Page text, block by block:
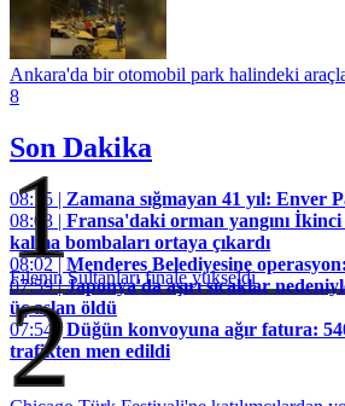
Ankara'da bir otomobil park halindeki
8
Son Dakika
08:15 | Zamana sığmayan 41 yıl: Enver
08:03 | Fransa'daki orman yangını İkinci
kalma bombaları ortaya çıkardı
08:02 |Menderes Belediyesine
07:59 |Japonya'da aşırı sıcaklar
üç aslan öldü
07:54 |Düğün konvoyuna ağır fatura:
trafikten men edildi
1
Filenin Sultanları finale yükseldi
2